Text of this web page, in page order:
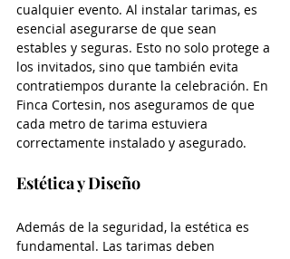
cualquier evento. Al instalar tarimas, es
esencial asegurarse de que sean
estables y seguras. Esto no solo protege a
los invitados, sino que también evita
contratiempos durante la celebración. En
Finca Cortesin, nos aseguramos de que
cada metro de tarima estuviera
correctamente instalado y asegurado.
Estética y Diseño
Además de la seguridad, la estética es
fundamental. Las tarimas deben